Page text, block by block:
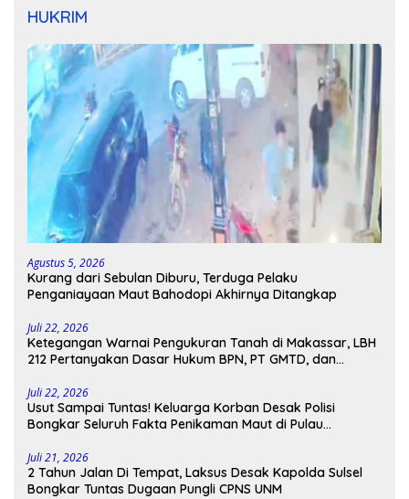
HUKRIM
Agustus 5, 2026
Kurang dari Sebulan Diburu, Terduga Pelaku
Penganiayaan Maut Bahodopi Akhirnya Ditangkap
Juli 22, 2026
Ketegangan Warnai Pengukuran Tanah di Makassar, LBH
212 Pertanyakan Dasar Hukum BPN, PT GMTD, dan
Juli 22, 2026
Usut Sampai Tuntas! Keluarga Korban Desak Polisi
Bongkar Seluruh Fakta Penikaman Maut di Pulau
Juli 21, 2026
2 Tahun Jalan Di Tempat, Laksus Desak Kapolda Sulsel
Bongkar Tuntas Dugaan Pungli CPNS UNM